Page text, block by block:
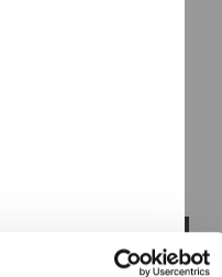
Kaminöfen
anzünden